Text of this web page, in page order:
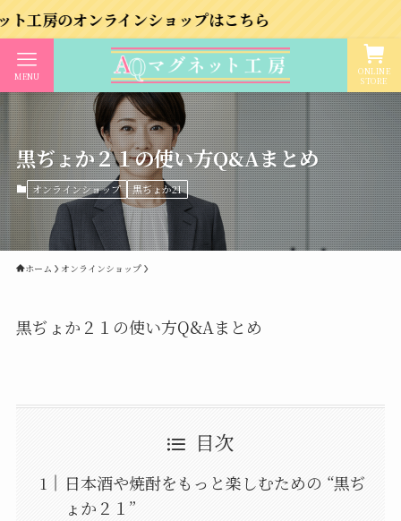
ンラインショップはこちら
ONLINE
STORE
MENU
黒ぢょか２１の使い方Q&Aまとめ
オンラインショップ 黒ぢょか21
ホーム オンラインショップ
黒ぢょか２１の使い方Q&Aまとめ
目次
日本酒や焼酎をもっと楽しむための “黒ぢ
ょか２１”